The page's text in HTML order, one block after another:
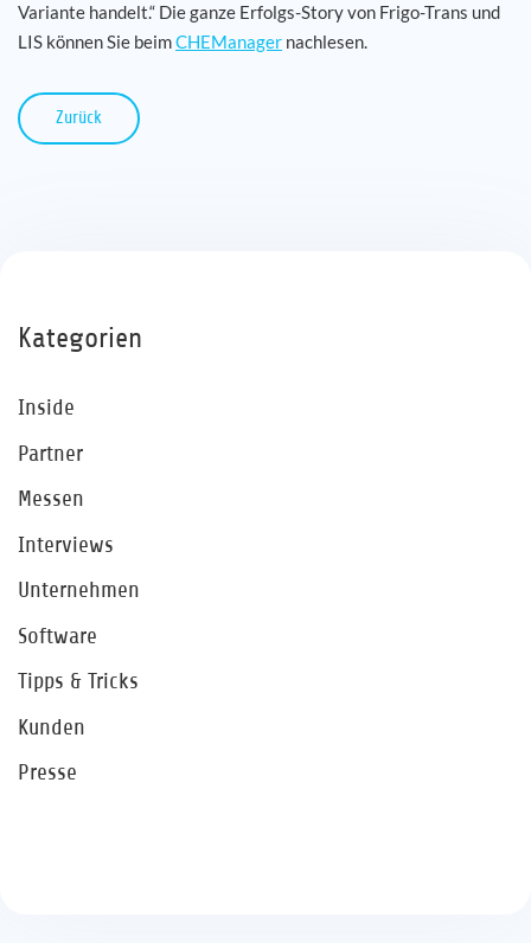
Variante handelt.“ Die ganze Erfolgs-Story von Frigo-Trans und
LIS können Sie beimCHEManager nachlesen.
Zurück
Kategorien
Inside
Partner
Messen
Interviews
Unternehmen
Software
Tipps & Tricks
Kunden
Presse